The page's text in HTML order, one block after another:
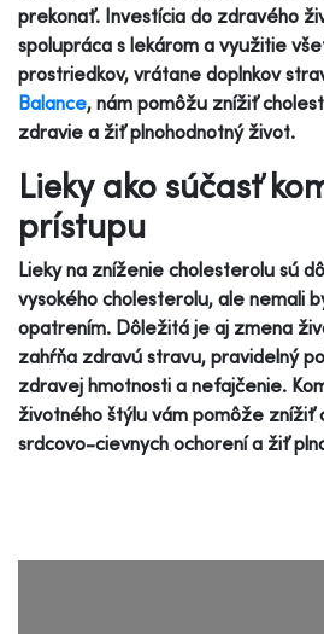
prekonať. Investícia do zdravého
spolupráca s lekárom a využitie
prostriedkov, vrátane doplnkov
Balance, nám pomôžu znížiť
zdravie a žiť plnohodnotný život.
Lieky ako súčasť
prístupu
Lieky na zníženie cholesterolu sú
vysokého cholesterolu, ale nemali
opatrením. Dôležitá je aj zmena
zahŕňa zdravú stravu, pravidelný
zdravej hmotnosti a nefajčenie.
životného štýlu vám pomôže znížiť
srdcovo-cievnych ochorení a žiť